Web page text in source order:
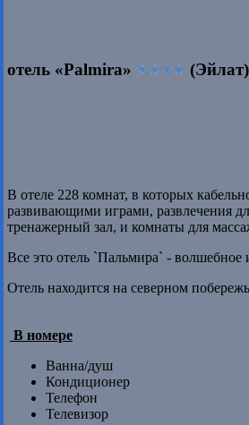
отель «Palmira» (Эйлат)
В отеле 228 комнат, в которых
развивающими играми, развлечения
тренажерный зал, и комнаты для
Все это отель `Пальмира` - волшебное
Отель находится на северном
В номере
Ванна/душ
Кондиционер
Телефон
Телевизор